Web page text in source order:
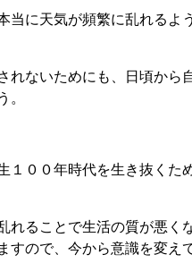
当に天気が頻繁に乱れるよ
れないためにも、日頃から
。
１００年時代を生き抜くた
れることで生活の質が悪く
すので、今から意識を変え